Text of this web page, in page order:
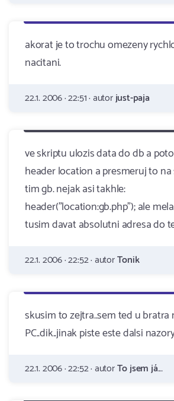
akorat je to trochu omezeny
nacitani.
22.1. 2006 · 22:51 · autorjust-paja
ve skriptu ulozis data do db a
header location a presmeruj to
tim gb. nejak asi takhle:
header("location:gb.php"); ale
tusim davat absolutni adresa do
22.1. 2006 · 22:52 · autorTonik
skusim to zejtra..sem ted u bratra
PC..dik..jinak piste este dalsi
22.1. 2006 · 22:52 · autorTo jsem já...